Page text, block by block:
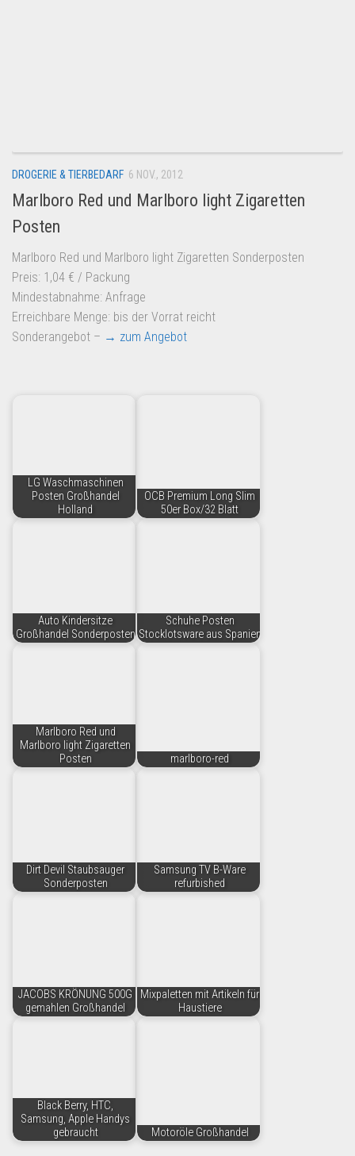
Kostenlos verkaufen
Anmelden
Kostenlos Registrieren
Newsletter
DROGERIE & TIERBEDARF 6 NOV., 2012
Marlboro Red und Marlboro light Zigaretten
Posten
Marlboro Red und Marlboro light Zigaretten Sonderposten
Preis: 1,04 € / Packung
Mindestabnahme: Anfrage
Erreichbare Menge: bis der Vorrat reicht
Sonderangebot – → zum Angebot
LG Waschmaschinen
Posten Großhandel
Holland
OCB Premium Long Slim
50er Box/32 Blatt
Auto Kindersitze
Großhandel Sonderposten
Schuhe Posten
Stocklotsware aus Spanien
Marlboro Red und
Marlboro light Zigaretten
Posten
marlboro-red
Dirt Devil Staubsauger
Sonderposten
Samsung TV B-Ware
refurbished
JACOBS KRÖNUNG 500G
gemahlen Großhandel
Mixpaletten mit Artikeln für
Haustiere
Black Berry, HTC,
Samsung, Apple Handys
gebraucht
Motoröle Großhandel